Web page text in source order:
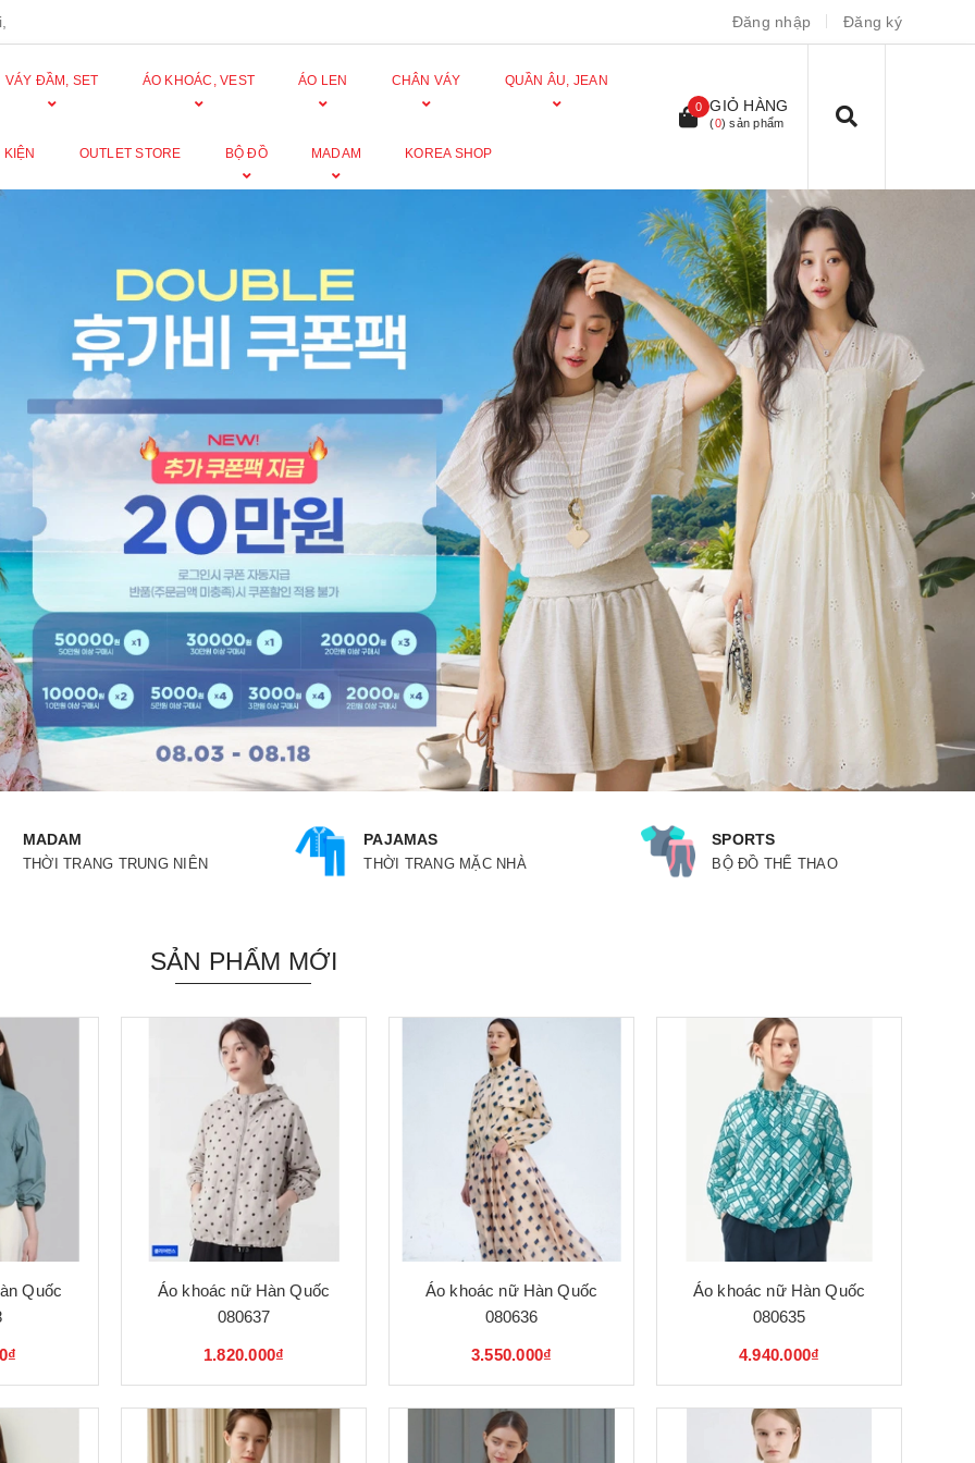
Đăng nhập Đăng ký
VÁY ĐẦM, SET ÁO KHOÁC, VEST ÁO LEN CHÂN VÁY QUẦN ÂU, JEAN
OUTLET STORE BỘ ĐỒ MADAM KOREA SHOP
0 GIỎ HÀNG
(0) sản phẩm
MADAM
THỜI TRANG TRUNG NIÊN
PAJAMAS
THỜI TRANG MẶC NHÀ
SPORTS
BỘ ĐỒ THỂ THAO
SẢN PHẨM MỚI
Quốc
Áo khoác nữ Hàn Quốc
080637
1.820.000₫
Áo khoác nữ Hàn Quốc
080636
3.550.000₫
Áo khoác nữ Hàn Quốc
080635
4.940.000₫